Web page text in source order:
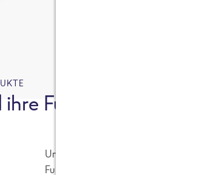
Fußabdrücke
Unterschiedliche Lebensmittel
Fußabdrücke.